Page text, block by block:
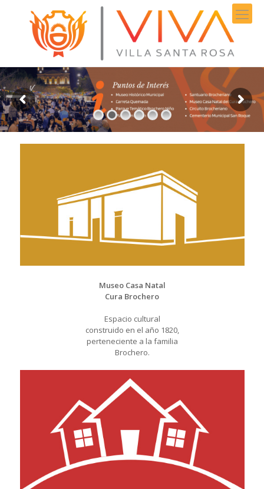
Museo Casa Natal
Cura Brochero
Espacio cultural
construido en el año 1820,
perteneciente a la familia
Brochero.